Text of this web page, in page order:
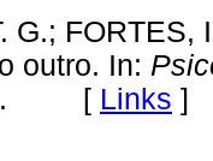
G.;
outro. In:
[ Links ]